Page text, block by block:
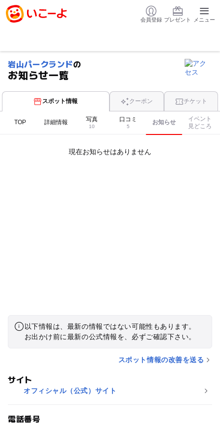
会員登録 プレゼント メニュー
岩山パークランドの
お知らせ一覧
スポット情報 クーポン チケット
TOP 詳細情報 写真
10
口コミ
5
お知らせ
イベント
見どころ
現在お知らせはありません
以下情報は、最新の情報ではない可能性もあります。
お出かけ前に最新の公式情報を、必ずご確認下さい。
スポット情報の改善を送る
サイト
オフィシャル（公式）サイト
電話番号